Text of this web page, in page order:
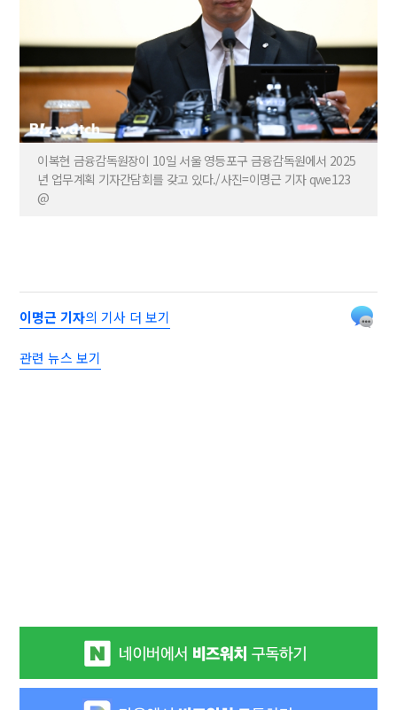
이복현 금융감독원장이 10일 서울 영등포구 금융감독원에서 2025
년 업무계획 기자간담회를 갖고 있다./사진=이명근 기자 qwe123
@
이명근 기자의 기사 더 보기
관련 뉴스 보기